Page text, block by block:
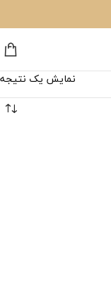
نمایش یک نتیجه